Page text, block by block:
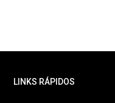
LINKS RÁPIDOS